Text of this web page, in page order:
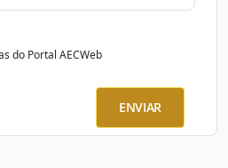
do Portal AECWeb
ENVIAR